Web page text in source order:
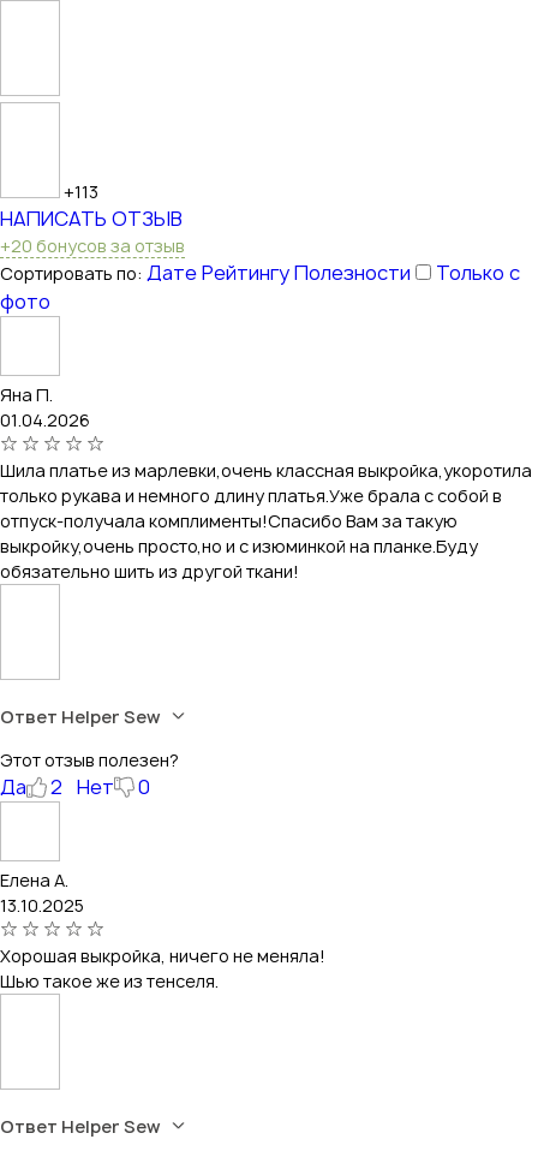
+113
НАПИСАТЬ ОТЗЫВ
+20 бонусов за отзыв
Сортировать по: ДатеРейтингуПолезности
Только с
фото
Яна П.
01.04.2026
Шила платье из марлевки,очень классная выкройка,укоротила
только рукава и немного длину платья.Уже брала с собой в
отпуск-получала комплименты!Спасибо Вам за такую
выкройку,очень просто,но и с изюминкой на планке.Буду
обязательно шить из другой ткани!
Ответ Helper Sew
Этот отзыв полезен?
Да 2 Нет 0
Елена А.
13.10.2025
Хорошая выкройка, ничего не меняла!
Шью такое же из тенселя.
Ответ Helper Sew